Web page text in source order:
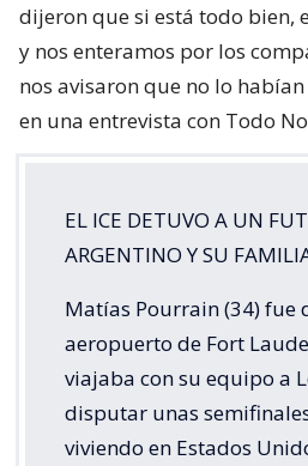
dijeron que si está todo bien,
y nos enteramos por los
nos avisaron que no lo
en una entrevista con Todo
EL ICE DETUVO A UN
ARGENTINO Y SU
Matías Pourrain (34) fue
aeropuerto de Fort
viajaba con su equipo a
disputar unas
viviendo en Estados